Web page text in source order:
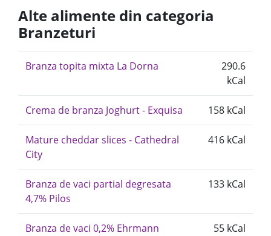
Alte alimente din categoria
Branzeturi
Branza topita mixta La Dorna
290.6
kCal
Crema de branza Joghurt - Exquisa 158 kCal
Mature cheddar slices - Cathedral
City
416 kCal
Branza de vaci partial degresata
4,7% Pilos
133 kCal
Branza de vaci 0,2% Ehrmann 55 kCal